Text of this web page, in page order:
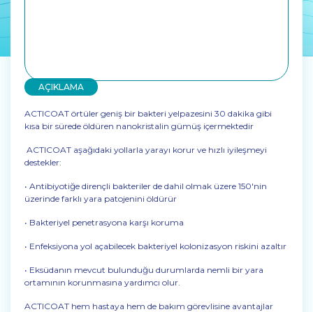
AÇIKLAMA
ACTICOAT örtüler geniş bir bakteri yelpazesini 30 dakika gibi
kısa bir sürede öldüren nanokristalin gümüş içermektedir
ACTICOAT aşağıdaki yollarla yarayı korur ve hızlı iyileşmeyi
destekler:
• Antibiyotiğe dirençli bakteriler de dahil olmak üzere 150'nin
üzerinde farklı yara patojenini öldürür
• Bakteriyel penetrasyona karşı koruma
• Enfeksiyona yol açabilecek bakteriyel kolonizasyon riskini azaltır
• Eksüdanın mevcut bulunduğu durumlarda nemli bir yara
ortamının korunmasına yardımcı olur.
ACTICOAT hem hastaya hem de bakım görevlisine avantajlar